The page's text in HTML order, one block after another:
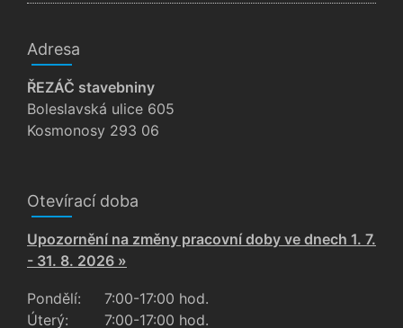
Adresa
ŘEZÁČ stavebniny
Boleslavská ulice 605
Kosmonosy 293 06
Otevírací doba
Upozornění na změny pracovní doby ve dnech 1. 7.
- 31. 8. 2026 »
Pondělí:
Úterý:
7:00-17:00 hod.
7:00-17:00 hod.